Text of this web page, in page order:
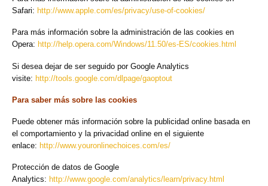
Safari: http://www.apple.com/es/privacy/use-of-cookies/
Para más información sobre la administración de las cookies en
Opera: http://help.opera.com/Windows/11.50/es-ES/cookies.html
Si desea dejar de ser seguido por Google Analytics
visite: http://tools.google.com/dlpage/gaoptout
Para saber más sobre las cookies
Puede obtener más información sobre la publicidad online basada en
el comportamiento y la privacidad online en el siguiente
enlace: http://www.youronlinechoices.com/es/
Protección de datos de Google
Analytics: http://www.google.com/analytics/learn/privacy.html